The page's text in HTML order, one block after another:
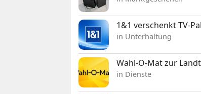
1&1 verschenkt TV-
in Unterhaltung
Wahl-O-Mat zur
in Dienste